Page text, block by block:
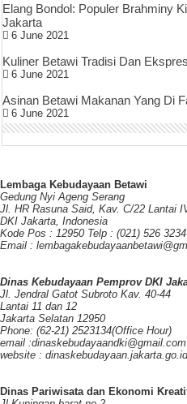
Elang Bondol: Populer Brahminy
Jakarta
6 June 2021
Kuliner Betawi Tradisi Dan
6 June 2021
Asinan Betawi Makanan Yang Di
6 June 2021
Lembaga Kebudayaan Betawi
Gedung Nyi Ageng Serang
Jl. HR Rasuna Said, Kav. C/22 Lantai
DKI Jakarta, Indonesia
Kode Pos : 12950 Telp : (021) 526
Email :
Dinas Kebudayaan Pemprov DKI
Jl. Jendral Gatot Subroto Kav. 40-44
Lantai 11 dan 12
Jakarta Selatan 12950
Phone: (62-21) 2523134(Office Hour)
email :dinaskebudayaandki@gmail.com
website : dinaskebudayaan.jakarta.go.id
Dinas Pariwisata dan Ekonomi